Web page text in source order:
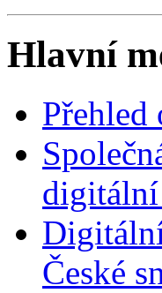
Hlavní
Přehled
České